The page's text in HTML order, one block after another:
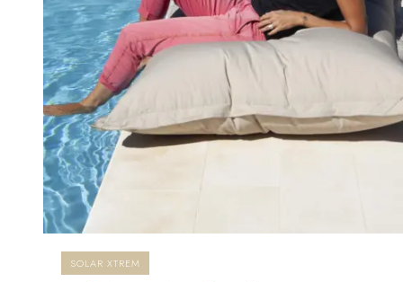
SOLAR XTREM